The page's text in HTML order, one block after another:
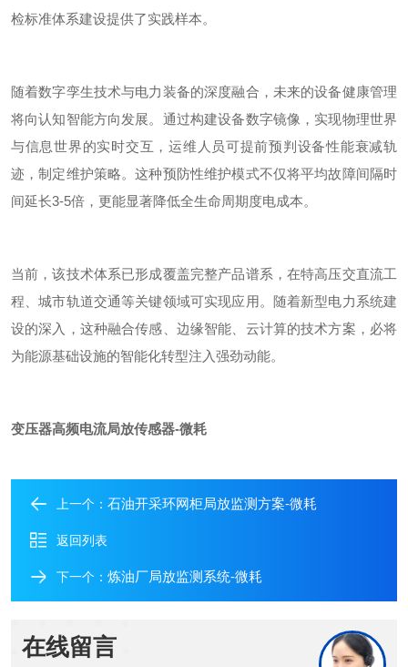
检标准体系建设提供了实践样本。
随着数字孪生技术与电力装备的深度融合，未来的设备健康管理
将向认知智能方向发展。通过构建设备数字镜像，实现物理世界
与信息世界的实时交互，运维人员可提前预判设备性能衰减轨
迹，制定维护策略。这种预防性维护模式不仅将平均故障间隔时
间延长3-5倍，更能显著降低全生命周期度电成本。
当前，该技术体系已形成覆盖完整产品谱系，在特高压交直流工
程、城市轨道交通等关键领域可实现应用 。随着新型电力系统建
设的深入，这种融合传感、边缘智能、云计算的技术方案，必将
为能源基础设施的智能化转型注入强劲动能。
变压器高频电流局放传感器-微耗
上一个： 石油开采环网柜局放监测方案-微耗
返回列表
下一个： 炼油厂局放监测系统-微耗
在线留言